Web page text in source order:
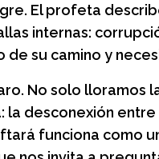
El profeta
internas:
de su camino y
No solo lloramos
desconexión
funciona como
juego y
de juego, placer y